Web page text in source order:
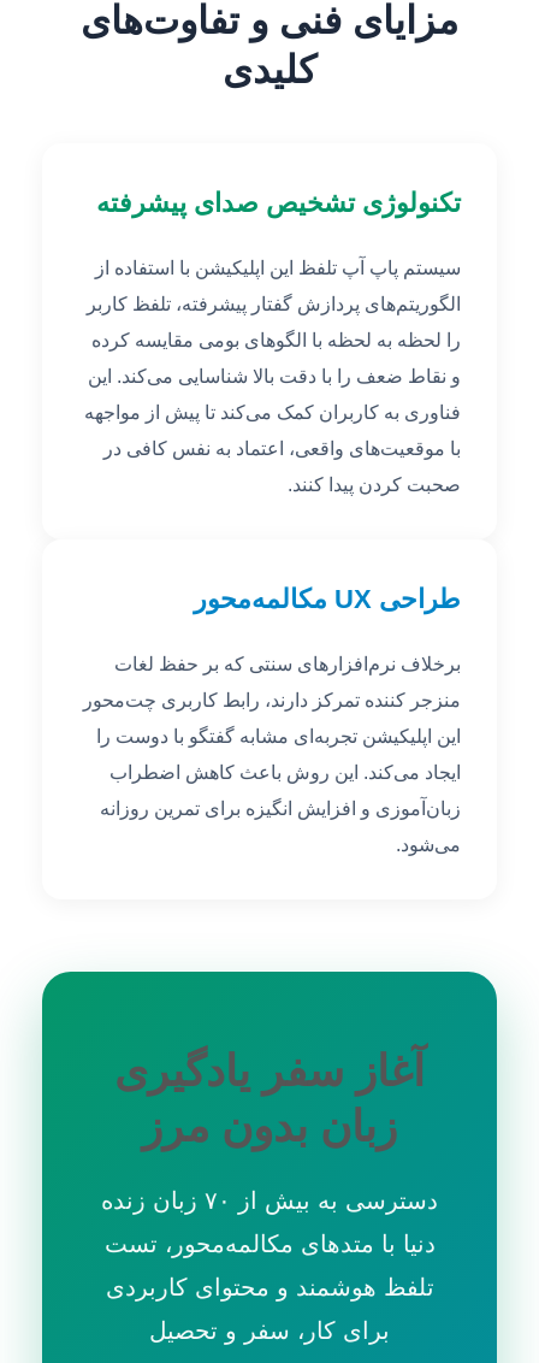
مزایای فنی و تفاوت‌های
کلیدی
تکنولوژی تشخیص صدای پیشرفته
سیستم پاپ آپ تلفظ این اپلیکیشن با استفاده از
الگوریتم‌های پردازش گفتار پیشرفته، تلفظ کاربر
را لحظه به لحظه با الگوهای بومی مقایسه کرده
و نقاط ضعف را با دقت بالا شناسایی می‌کند. این
فناوری به کاربران کمک می‌کند تا پیش از مواجهه
با موقعیت‌های واقعی، اعتماد به نفس کافی در
صحبت کردن پیدا کنند.
طراحی UX مکالمه‌محور
برخلاف نرم‌افزارهای سنتی که بر حفظ لغات
منزجر کننده تمرکز دارند، رابط کاربری چت‌محور
این اپلیکیشن تجربه‌ای مشابه گفتگو با دوست را
ایجاد می‌کند. این روش باعث کاهش اضطراب
زبان‌آموزی و افزایش انگیزه برای تمرین روزانه
می‌شود.
آغاز سفر یادگیری
زبان بدون مرز
دسترسی به بیش از ۷۰ زبان زنده
دنیا با متدهای مکالمه‌محور، تست
تلفظ هوشمند و محتوای کاربردی
برای کار، سفر و تحصیل